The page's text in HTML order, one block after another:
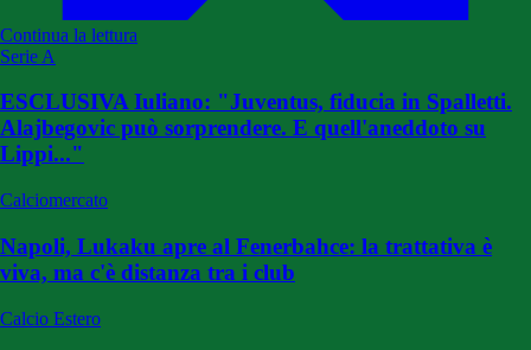
Continua la lettura
Serie A
ESCLUSIVA Iuliano: "Juventus, fiducia in Spalletti.
Alajbegovic può sorprendere. E quell'aneddoto su
Lippi..."
Calciomercato
Napoli, Lukaku apre al Fenerbahce: la trattativa è
viva, ma c'è distanza tra i club
Calcio Estero